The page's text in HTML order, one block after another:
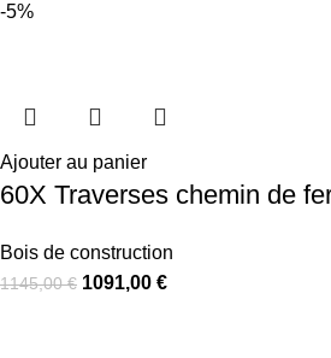
-5%
Ajouter au panier
60X Traverses chemin de
Bois de construction
1145,00€ 1091,00 €